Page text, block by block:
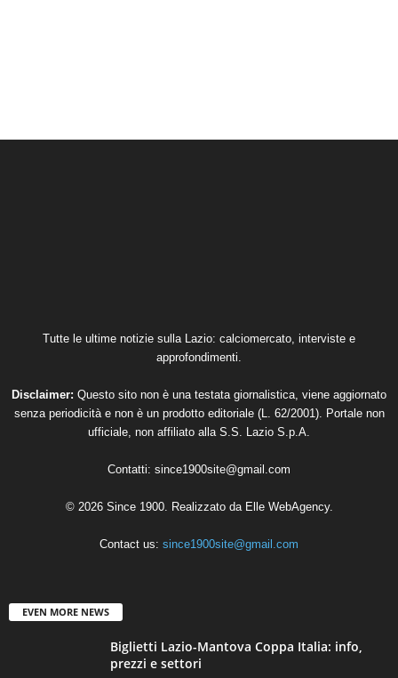
Tutte le ultime notizie sulla Lazio: calciomercato, interviste e
approfondimenti.
Disclaimer: Questo sito non è una testata giornalistica, viene aggiornato
senza periodicità e non è un prodotto editoriale (L. 62/2001). Portale non
ufficiale, non affiliato alla S.S. Lazio S.p.A.
Contatti: since1900site@gmail.com
© 2026 Since 1900. Realizzato da Elle WebAgency.
Contact us: since1900site@gmail.com
EVEN MORE NEWS
Biglietti Lazio-Mantova Coppa Italia: info,
prezzi e settori